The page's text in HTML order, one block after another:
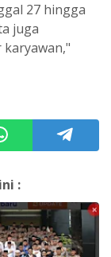
27 hingga
juga
: